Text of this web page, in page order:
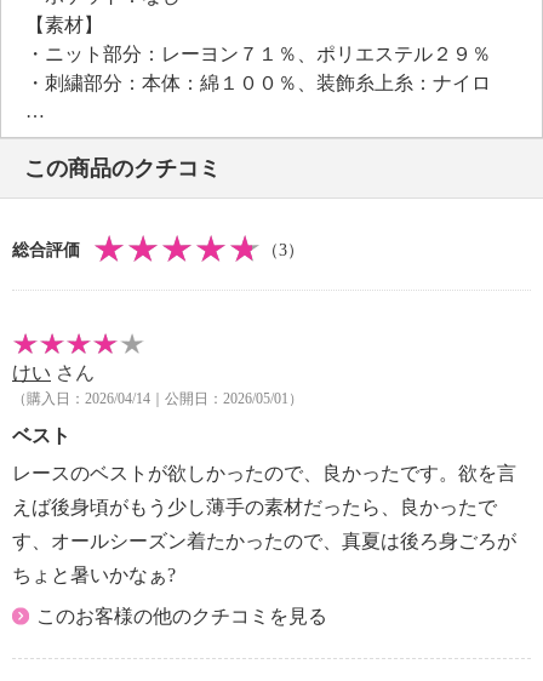
【素材】
・ニット部分：レーヨン７１％、ポリエステル２９％
・刺繍部分：本体：綿１００％、装飾糸上糸：ナイロ
ン１００％、下糸：ポリエステル１００％
【メンテナンス（絵表示ラベル）】
・洗濯機・手洗い：不可
・漂白処理：塩素系・酸素系漂白不可
・アイロン仕上げ：可（低温）
・ドライクリーニング：石油系ドライクリーニング可
【メンテナンス（ケアラベル）】
＜アイボリー、グレー＞毛玉が生じるおそれあり
＜アイボリー、グレー＞ネット使用
＜グレー＞長時間照射による変退色注意
【個体差あり】
【原産国（地）】
・中国製
この商品のクチコミ
総合評価 （3）
けい さん
（購入日：2026/04/14｜公開日：2026/05/01）
ベスト
レースのベストが欲しかったので、良かったです。欲を言
えば後身頃がもう少し薄手の素材だったら、良かったで
す、オールシーズン着たかったので、真夏は後ろ身ごろが
ちょと暑いかなぁ?
このお客様の他のクチコミを見る